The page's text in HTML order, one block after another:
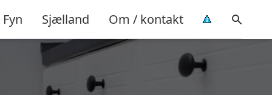
Fyn Sjælland Om / kontakt